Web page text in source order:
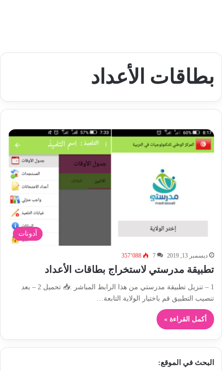
بطاقات الأعداد
آدونات
ديسمبر 13, 2019 7 357٬088
تطبيقة مدرستي لاستخراج بطاقات الأعداد
1 – تنزيل تطبيقة مدرستي من هذا الرابط المباشر :📥 تحميل 2 – بعد
تنصيب التطبيق قم باختيار الولاية التابعة…
أكمل القراءة »
البحث في الموقع: